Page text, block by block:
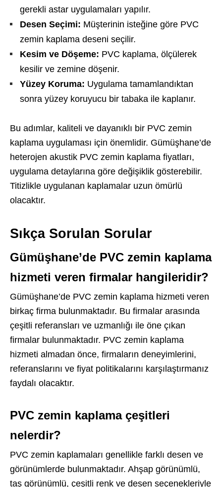
gerekli astar uygulamaları yapılır.
Desen Seçimi: Müşterinin isteğine göre PVC
zemin kaplama deseni seçilir.
Kesim ve Döşeme: PVC kaplama, ölçülerek
kesilir ve zemine döşenir.
Yüzey Koruma: Uygulama tamamlandıktan
sonra yüzey koruyucu bir tabaka ile kaplanır.
Bu adımlar, kaliteli ve dayanıklı bir PVC zemin
kaplama uygulaması için önemlidir. Gümüşhane’de
heterojen akustik PVC zemin kaplama fiyatları,
uygulama detaylarına göre değişiklik gösterebilir.
Titizlikle uygulanan kaplamalar uzun ömürlü
olacaktır.
Sıkça Sorulan Sorular
Gümüşhane’de PVC zemin kaplama
hizmeti veren firmalar hangileridir?
Gümüşhane’de PVC zemin kaplama hizmeti veren
birkaç firma bulunmaktadır. Bu firmalar arasında
çeşitli referansları ve uzmanlığı ile öne çıkan
firmalar bulunmaktadır. PVC zemin kaplama
hizmeti almadan önce, firmaların deneyimlerini,
referanslarını ve fiyat politikalarını karşılaştırmanız
faydalı olacaktır.
PVC zemin kaplama çeşitleri
nelerdir?
PVC zemin kaplamaları genellikle farklı desen ve
görünümlerde bulunmaktadır. Ahşap görünümlü,
taş görünümlü, çeşitli renk ve desen seçenekleriyle